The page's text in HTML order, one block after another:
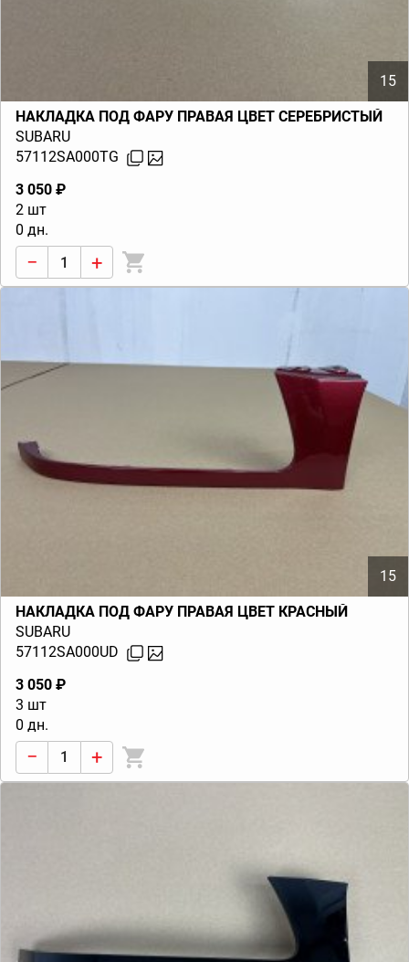
15
НАКЛАДКА ПОД ФАРУ ПРАВАЯ ЦВЕТ СЕРЕБРИСТЫЙ
SUBARU
57112SA000TG
3 050 ₽
2 шт
0 дн.
− +
15
НАКЛАДКА ПОД ФАРУ ПРАВАЯ ЦВЕТ КРАСНЫЙ
SUBARU
57112SA000UD
3 050 ₽
3 шт
0 дн.
− +